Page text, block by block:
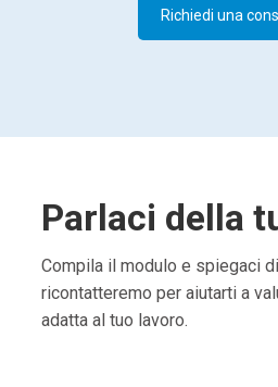
Richiedi una
Parlaci della
Compila il modulo e spiegaci
ricontatteremo per aiutarti a
adatta al tuo lavoro.